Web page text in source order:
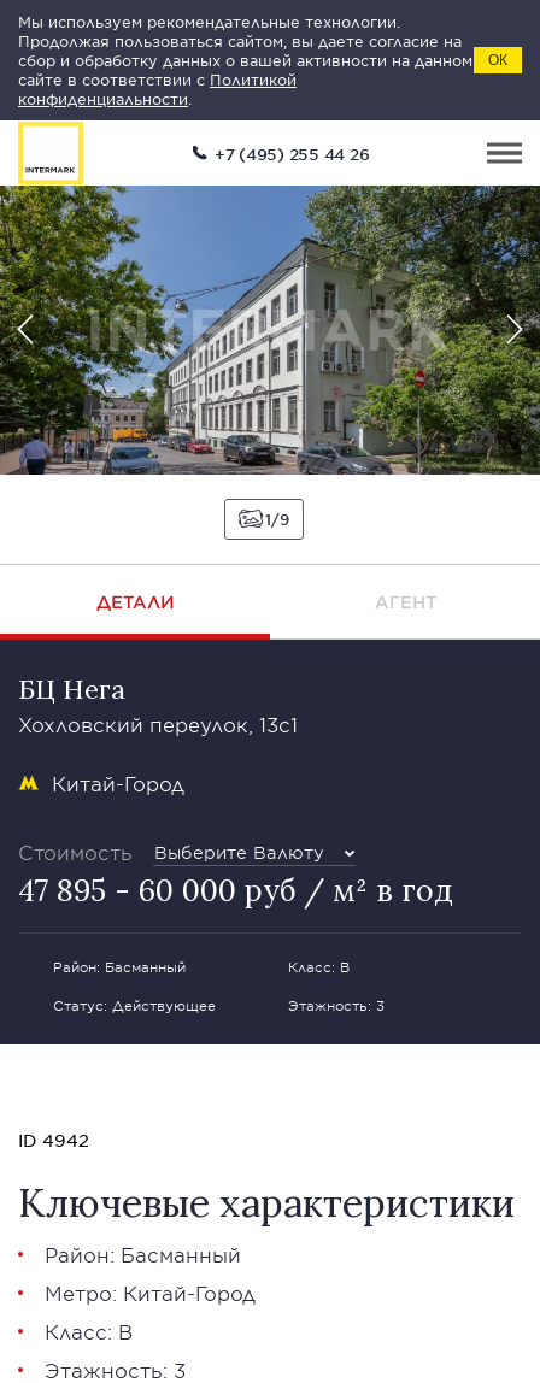
Мы используем рекомендательные технологии.
Продолжая пользоваться сайтом, вы даете согласие на
сбор и обработку данных о вашей активности на данном
сайте в соответствии с Политикой
конфиденциальности
ОК
+7 (495) 255 44 26
1 9
ДЕТАЛИ АГЕНТ
БЦ Нега
Хохловский переулок, 13с1
Китай-Город
Стоимость Выберите Валюту
47 895 - 60 000 руб / м² в год
Район: Басманный Класс: В
Статус: Действующее Этажность: 3
ID 4942
Ключевые характеристики
Район: Басманный
Метро: Китай-Город
Класс: В
Этажность: 3